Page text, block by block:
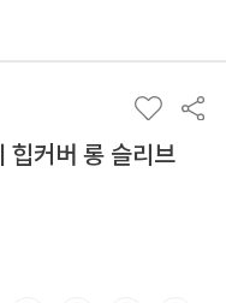
커버 롱 슬리브